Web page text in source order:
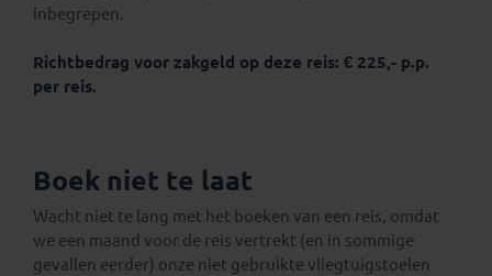
inbegrepen.
Richtbedrag voor zakgeld op deze reis: € 225,- p.p.
per reis.
Boek niet te laat
Wacht niet te lang met het boeken van een reis, omdat
we een maand voor de reis vertrekt (en in sommige
gevallen eerder) onze niet gebruikte vliegtuigstoelen